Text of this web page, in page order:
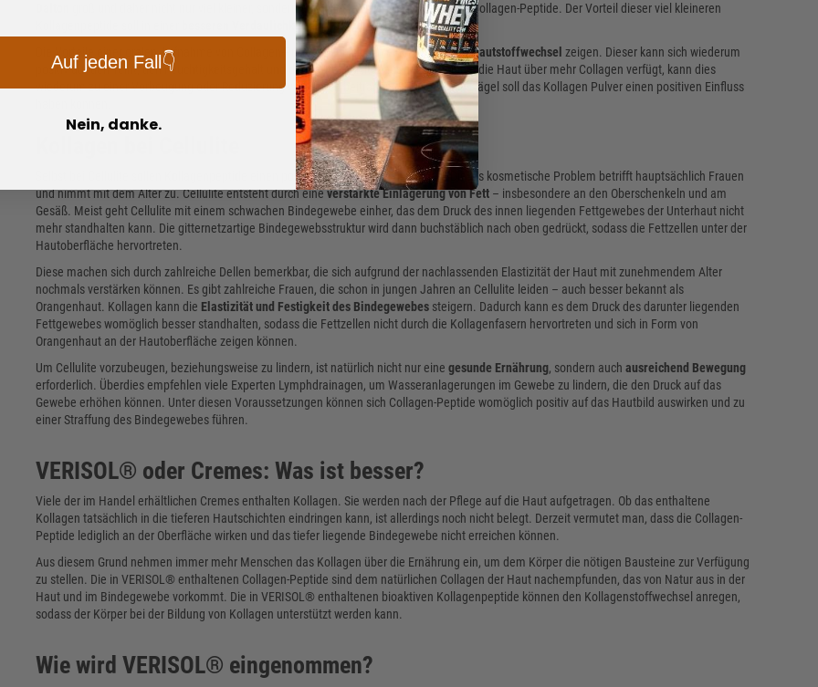
groß und daher nicht nur viel kleiner, sondern auch viel leichter als gewöhnliche Collagen-Peptide. Der Vorteil dieser viel kleineren
besseren Verdaulichkeit und Bioverfügbarkeitliegen.
Die Vorteile einer oralen Aufnahme von Collagen-Pulver sollen sich in einembesseren Hautstoffwechsel zeigen. Dieser kann sich wiederum
positiv auf den Teint, den Feuchtigkeitsgehalt und die Hautelastizität auswirken. Sobald die Haut über mehr Collagen verfügt, kann dies
wiederum zu einer Vorbeugung oder Reduzierung von Falten beitragen. Selbst auf die Nägel soll das Kollagen Pulver einen positiven Einfluss
Selbst bei Cellulite sollen Kollagenpeptide einen positiven Einfluss haben können. Dieses kosmetische Problem betrifft hauptsächlich Frauen
und nimmt mit dem Alter zu. Cellulite entsteht durch eineverstärkte Einlagerung von Fett – insbesondere an den Oberschenkeln und am
Gesäß. Meist geht Cellulite mit einem schwachen Bindegewebe einher, das dem Druck des innen liegenden Fettgewebes der Unterhaut nicht
mehr standhalten kann. Die gitternetzartige Bindegewebsstruktur wird dann buchstäblich nach oben gedrückt, sodass die Fettzellen unter der
Hautoberfläche hervortreten.
Diese machen sich durch zahlreiche Dellen bemerkbar, die sich aufgrund der nachlassenden Elastizität der Haut mit zunehmendem Alter
nochmals verstärken können. Es gibt zahlreiche Frauen, die schon in jungen Jahren an Cellulite leiden – auch besser bekannt als
Orangenhaut. Kollagen kann die Elastizität und Festigkeit des Bindegewebes steigern. Dadurch kann es dem Druck des darunter liegenden
Fettgewebes womöglich besser standhalten, sodass die Fettzellen nicht durch die Kollagenfasern hervortreten und sich in Form von
Orangenhaut an der Hautoberfläche zeigen können.
Um Cellulite vorzubeugen, beziehungsweise zu lindern, ist natürlich nicht nur eine gesunde Ernährung, sondern auch ausreichend Bewegung
erforderlich. Überdies empfehlen viele Experten Lymphdrainagen, um Wasseranlagerungen im Gewebe zu lindern, die den Druck auf das
Gewebe erhöhen können. Unter diesen Voraussetzungen können sich Collagen-Peptide womöglich positiv auf das Hautbild auswirken und zu
einer Straffung des Bindegewebes führen.
VERISOL® oder Cremes: Was ist besser?
Viele der im Handel erhältlichen Cremes enthalten Kollagen. Sie werden nach der Pflege auf die Haut aufgetragen. Ob das enthaltene
Kollagen tatsächlich in die tieferen Hautschichten eindringen kann, ist allerdings noch nicht belegt. Derzeit vermutet man, dass die Collagen-
Peptide lediglich an der Oberfläche wirken und das tiefer liegende Bindegewebe nicht erreichen können.
Aus diesem Grund nehmen immer mehr Menschen das Kollagen über die Ernährung ein, um dem Körper die nötigen Bausteine zur Verfügung
zu stellen. Die in VERISOL® enthaltenen Collagen-Peptide sind dem natürlichen Collagen der Haut nachempfunden, das von Natur aus in der
Haut und im Bindegewebe vorkommt. Die in VERISOL® enthaltenen bioaktiven Kollagenpeptide können den Kollagenstoffwechsel anregen,
sodass der Körper bei der Bildung von Kollagen unterstützt werden kann.
Wie wird VERISOL® eingenommen?
Auf jeden Fall👇
Nein, danke.